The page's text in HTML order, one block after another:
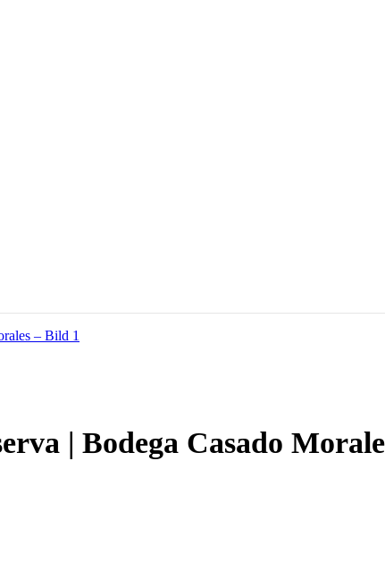
| Bodega Casado